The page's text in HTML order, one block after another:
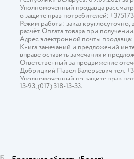
Уполномоченный продавца
о защите прав потребителей:
Режим работы: заказ
расчёт. Оплата товара при
Адрес электронной почты продавца:
Книга замечаний и предложений
вправе оставить замечания и
Ответственный за продвижение
Добрицкий Павел Валерьевич тел.
Уполномоченный по защите прав
13-93, (017) 318-13-33.